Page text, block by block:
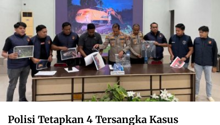
Polisi Tetapkan 4 Tersangka Kasus